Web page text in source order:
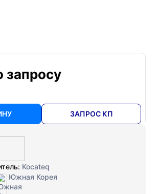
запросу
ЗАПРОС КП
Kocateq
Южная Корея